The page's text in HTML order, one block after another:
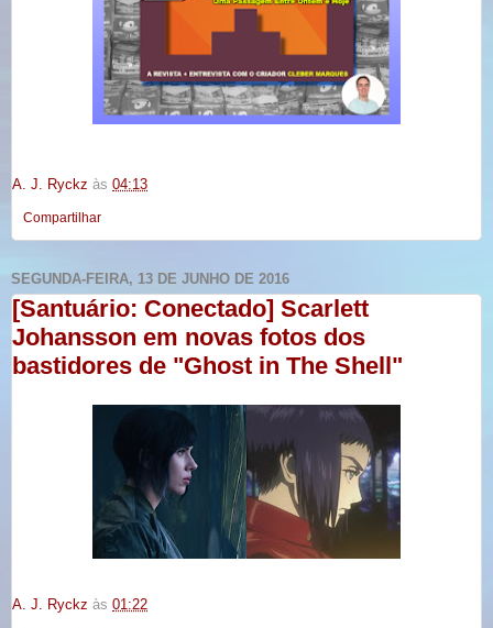
A. J. Ryckz às 04:13
Compartilhar
SEGUNDA-FEIRA, 13 DE JUNHO DE 2016
[Santuário: Conectado] Scarlett
Johansson em novas fotos dos
bastidores de "Ghost in The Shell"
A. J. Ryckz às 01:22